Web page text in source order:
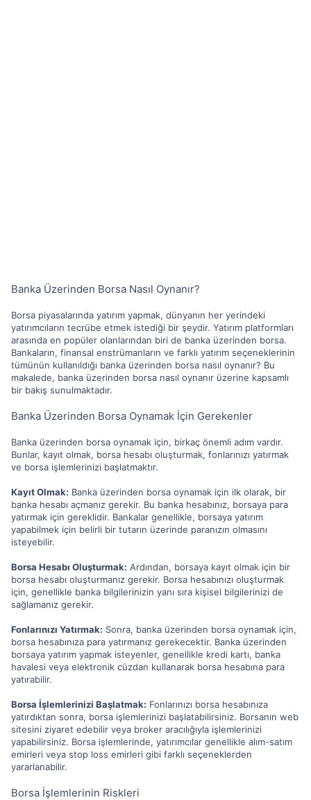
Banka Üzerinden Borsa Nasıl Oynanır?
Borsa piyasalarında yatırım yapmak, dünyanın her yerindeki
yatırımcıların tecrübe etmek istediği bir şeydir. Yatırım platformları
arasında en popüler olanlarından biri de banka üzerinden borsa.
Bankaların, finansal enstrümanların ve farklı yatırım seçeneklerinin
tümünün kullanıldığı banka üzerinden borsa nasıl oynanır? Bu
makalede, banka üzerinden borsa nasıl oynanır üzerine kapsamlı
bir bakış sunulmaktadır.
Banka Üzerinden Borsa Oynamak İçin Gerekenler
Banka üzerinden borsa oynamak için, birkaç önemli adım vardır.
Bunlar, kayıt olmak, borsa hesabı oluşturmak, fonlarınızı yatırmak
ve borsa işlemlerinizi başlatmaktır.
Kayıt Olmak: Banka üzerinden borsa oynamak için ilk olarak, bir
banka hesabı açmanız gerekir. Bu banka hesabınız, borsaya para
yatırmak için gereklidir. Bankalar genellikle, borsaya yatırım
yapabilmek için belirli bir tutarın üzerinde paranızın olmasını
isteyebilir.
Borsa Hesabı Oluşturmak: Ardından, borsaya kayıt olmak için bir
borsa hesabı oluşturmanız gerekir. Borsa hesabınızı oluşturmak
için, genellikle banka bilgilerinizin yanı sıra kişisel bilgilerinizi de
sağlamanız gerekir.
Fonlarınızı Yatırmak: Sonra, banka üzerinden borsa oynamak için,
borsa hesabınıza para yatırmanız gerekecektir. Banka üzerinden
borsaya yatırım yapmak isteyenler, genellikle kredi kartı, banka
havalesi veya elektronik cüzdan kullanarak borsa hesabına para
yatırabilir.
Borsa İşlemlerinizi Başlatmak: Fonlarınızı borsa hesabınıza
yatırdıktan sonra, borsa işlemlerinizi başlatabilirsiniz. Borsanın web
sitesini ziyaret edebilir veya broker aracılığıyla işlemlerinizi
yapabilirsiniz. Borsa işlemlerinde, yatırımcılar genellikle alım-satım
emirleri veya stop loss emirleri gibi farklı seçeneklerden
yararlanabilir.
Borsa İşlemlerinin Riskleri